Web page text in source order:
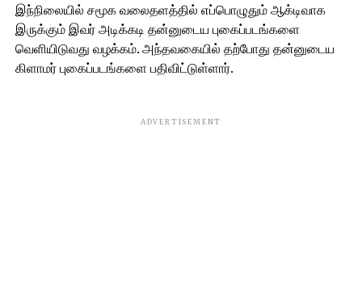
இந்நிலையில் சமூக வலைதளத்தில் எப்பொழுதும் ஆக்டிவாக
இருக்கும் இவர் அடிக்கடி தன்னுடைய புகைப்படங்களை
வெளியிடுவது வழக்கம். அந்தவகையில் தற்போது தன்னுடைய
கிளாமர் புகைப்படங்களை பதிவிட்டுள்ளார்.
ADVERTISEMENT